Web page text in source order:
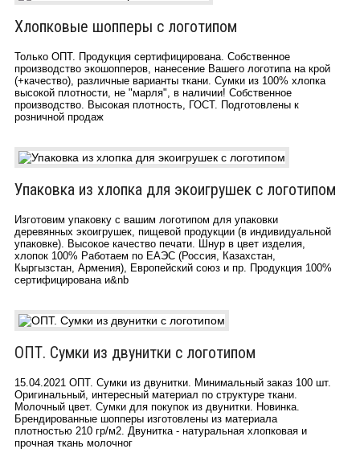
Хлопковые шопперы с логотипом
Только ОПТ. Продукция сертифицирована. Собственное
производство экошопперов, нанесение Вашего логотипа на крой
(+качество), различные варианты ткани. Сумки из 100% хлопка
высокой плотности, не "марля", в наличии! Собственное
производство. Высокая плотность, ГОСТ. Подготовлены к
розничной продаж
Упаковка из хлопка для экоигрушек с логотипом
Изготовим упаковку с вашим логотипом для упаковки
деревянных экоигрушек, пищевой продукции (в индивидуальной
упаковке). Высокое качество печати. Шнур в цвет изделия,
хлопок 100% Работаем по ЕАЭС (Россия, Казахстан,
Кыргызстан, Армения), Европейский союз и пр. Продукция 100%
сертифицирована и&nb
ОПТ. Сумки из двунитки с логотипом
15.04.2021 ОПТ. Сумки из двунитки. Минимальный заказ 100 шт.
Оригинальный, интересный материал по структуре ткани.
Молочный цвет. Сумки для покупок из двунитки. Новинка.
Брендированные шопперы изготовлены из материала
плотностью 210 гр/м2. Двунитка - натуральная хлопковая и
прочная ткань молочног